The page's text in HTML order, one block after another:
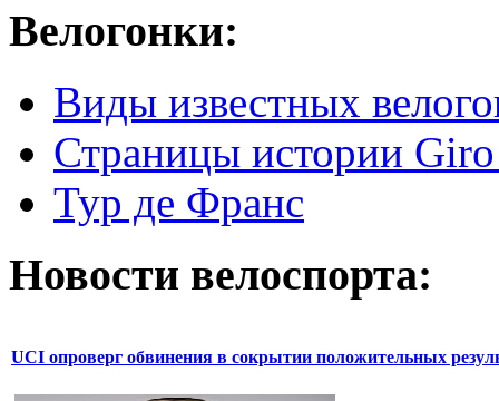
Велогонки:
Виды известных
Страницы истории
Тур де Франс
Новости велоспорта:
UCI опроверг обвинения в сокрытии положительных